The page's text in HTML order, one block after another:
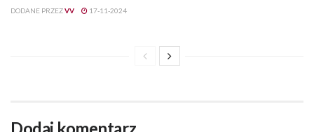
DODANE PRZEZVV 17-11-2024